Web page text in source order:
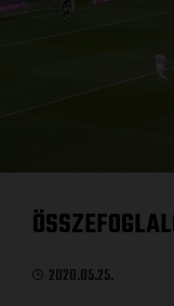
2020.05.25.